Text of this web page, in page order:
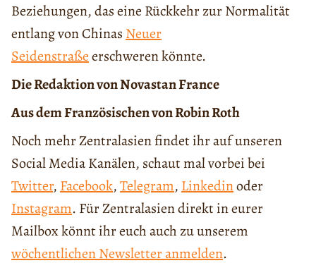
Beziehungen, das eine Rückkehr zur Normalität
entlang von Chinas Neuer
Seidenstraßeerschweren könnte.
Die Redaktion von Novastan France
Aus dem Französischen von Robin Roth
Noch mehr Zentralasien findet ihr auf unseren
Social Media Kanälen, schaut mal vorbei bei
Twitter, Facebook,Telegram, Linkedinoder
Instagram. Für Zentralasien direkt in eurer
Mailbox könnt ihr euch auch zu unserem
wöchentlichen Newsletter anmelden.